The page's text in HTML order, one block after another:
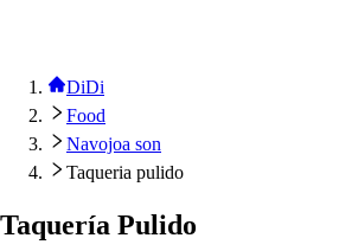
DiDi
Food
Navojoa son
Taqueria pulido
Taquería Pulido